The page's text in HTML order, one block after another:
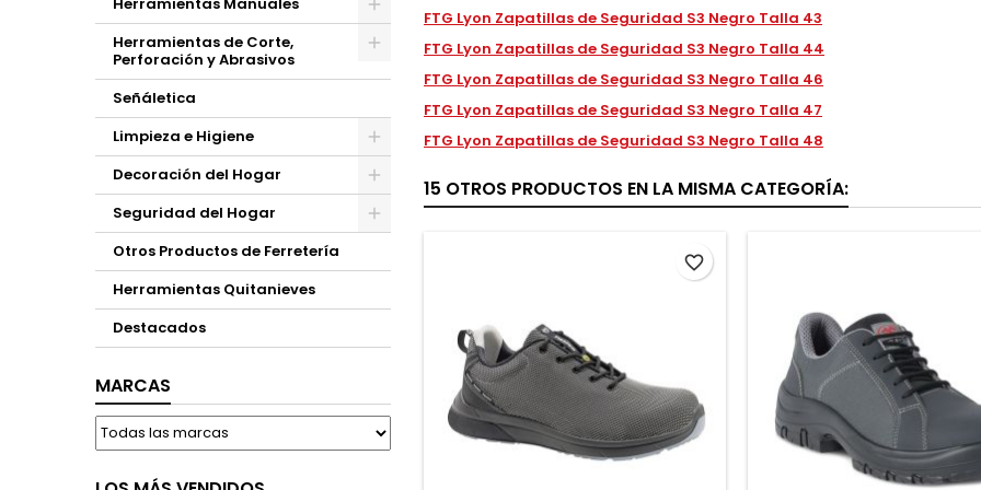
Herramientas de Corte,
Perforación y Abrasivos
Señáletica
Limpieza e Higiene
Decoración del Hogar
Seguridad del Hogar
Otros Productos de Ferretería
Herramientas Quitanieves
Destacados
MARCAS
FTG Lyon Zapatillas de Seguridad S3 Negro Talla 43
FTG Lyon Zapatillas de Seguridad S3 Negro Talla 44
FTG Lyon Zapatillas de Seguridad S3 Negro Talla 46
FTG Lyon Zapatillas de Seguridad S3 Negro Talla 47
FTG Lyon Zapatillas de Seguridad S3 Negro Talla 48
15 OTROS PRODUCTOS EN LA MISMA CATEGORÍA:
favorite_border